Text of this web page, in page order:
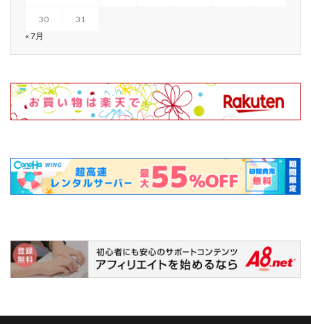
30
31
« 7月